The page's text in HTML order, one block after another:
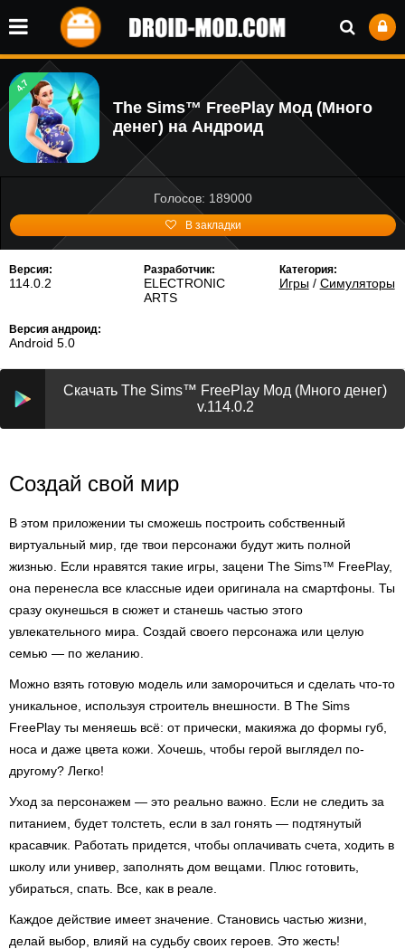
4.7
The Sims™ FreePlay Мод (Много
денег) на Андроид
Голосов: 189000
В закладки
Версия:
114.0.2
Разработчик:
ELECTRONIC
ARTS
Категория:
Игры/ Симуляторы
Версия андроид:
Android 5.0
Скачать The Sims™ FreePlay Мод (Много денег)
v.114.0.2
Создай свой мир
В этом приложении ты сможешь построить собственный
виртуальный мир, где твои персонажи будут жить полной
жизнью. Если нравятся такие игры, зацени The Sims™ FreePlay,
она перенесла все классные идеи оригинала на смартфоны. Ты
сразу окунешься в сюжет и станешь частью этого
увлекательного мира. Создай своего персонажа или целую
семью — по желанию.
Можно взять готовую модель или заморочиться и сделать что-то
уникальное, используя строитель внешности. В The Sims
FreePlay ты меняешь всё: от прически, макияжа до формы губ,
носа и даже цвета кожи. Хочешь, чтобы герой выглядел по-
другому? Легко!
Уход за персонажем — это реально важно. Если не следить за
питанием, будет толстеть, если в зал гонять — подтянутый
красавчик. Работать придется, чтобы оплачивать счета, ходить в
школу или универ, заполнять дом вещами. Плюс готовить,
убираться, спать. Все, как в реале.
Каждое действие имеет значение. Становись частью жизни,
делай выбор, влияй на судьбу своих героев. Это жесть!